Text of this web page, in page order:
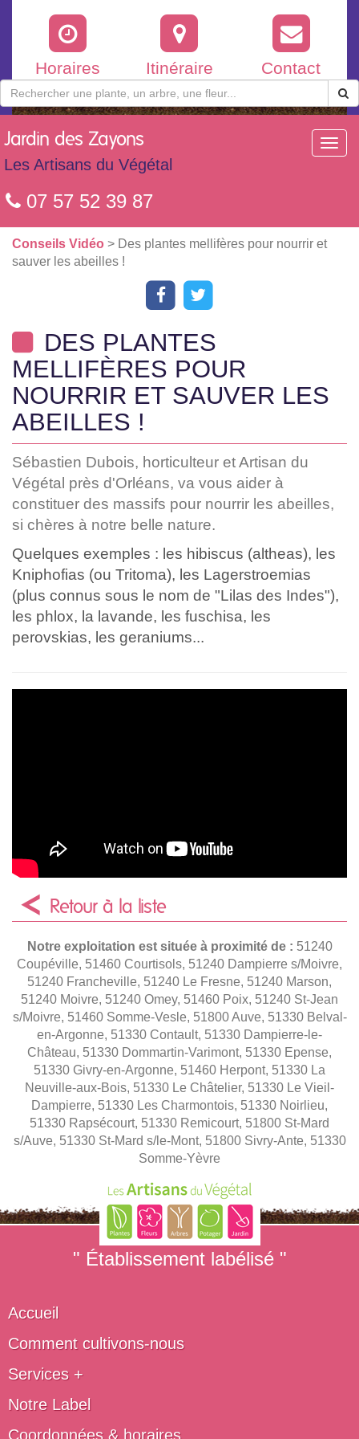
Horaires Itinéraire Contact
Jardin des Zayons
Les Artisans du Végétal
07 57 52 39 87
Conseils Vidéo > Des plantes mellifères pour nourrir et
sauver les abeilles !
DES PLANTES
MELLIFÈRES POUR
NOURRIR ET SAUVER LES
ABEILLES !
Sébastien Dubois, horticulteur et Artisan du
Végétal près d'Orléans, va vous aider à
constituer des massifs pour nourrir les abeilles,
si chères à notre belle nature.
Quelques exemples : les hibiscus (altheas), les
Kniphofias (ou Tritoma), les Lagerstroemias
(plus connus sous le nom de "Lilas des Indes"),
les phlox, la lavande, les fuschisa, les
perovskias, les geraniums...
Retour à la liste
Notre exploitation est située à proximité de : 51240
Coupéville, 51460 Courtisols, 51240 Dampierre s/Moivre,
51240 Francheville, 51240 Le Fresne, 51240 Marson,
51240 Moivre, 51240 Omey, 51460 Poix, 51240 St-Jean
s/Moivre, 51460 Somme-Vesle, 51800 Auve, 51330 Belval-
en-Argonne, 51330 Contault, 51330 Dampierre-le-
Château, 51330 Dommartin-Varimont, 51330 Epense,
51330 Givry-en-Argonne, 51460 Herpont, 51330 La
Neuville-aux-Bois, 51330 Le Châtelier, 51330 Le Vieil-
Dampierre, 51330 Les Charmontois, 51330 Noirlieu,
51330 Rapsécourt, 51330 Remicourt, 51800 St-Mard
s/Auve, 51330 St-Mard s/le-Mont, 51800 Sivry-Ante, 51330
Somme-Yèvre
" Établissement labélisé "
Accueil
Comment cultivons-nous
Services +
Notre Label
Coordonnées & horaires